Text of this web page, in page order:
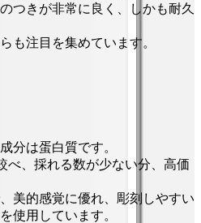
つきが非常に良く、しかも耐久
も注目を集めています。
分は蛋白質です。
べ、採れる数が少ない分、高価
美的感覚に優れ、彫刻しやすい
使用しています。